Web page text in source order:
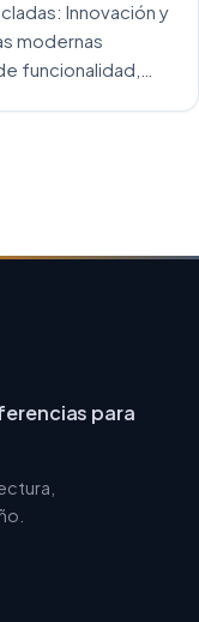
Innovación y
modernas
funcionalidad,
para